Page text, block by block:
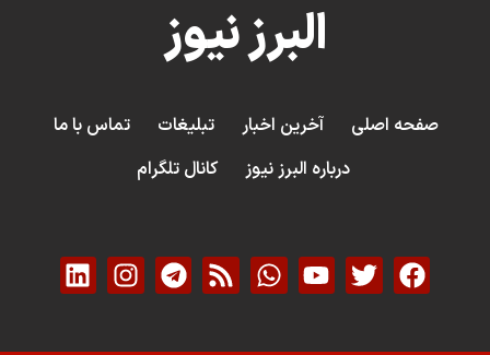
البرز نیوز
صفحه اصلی آخرین اخبار تبلیغات
تماس با ما
درباره البرز نیوز
کانال تلگرام